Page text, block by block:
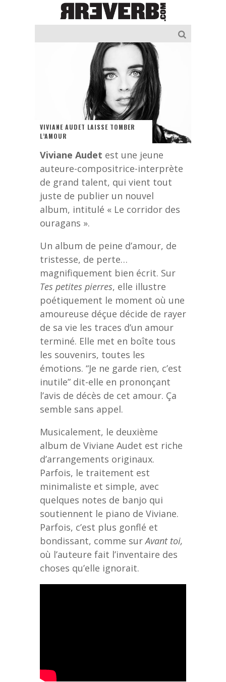
VIVIANE AUDET LAISSE TOMBER
L’AMOUR
Viviane Audet est une jeune
auteure-compositrice-interprète
de grand talent, qui vient tout
juste de publier un nouvel
album, intitulé « Le corridor des
ouragans ».
Un album de peine d’amour, de
tristesse, de perte…
magnifiquement bien écrit. Sur
Tes petites pierres, elle illustre
poétiquement le moment où une
amoureuse déçue décide de rayer
de sa vie les traces d’un amour
terminé. Elle met en boîte tous
les souvenirs, toutes les
émotions. “Je ne garde rien, c’est
inutile” dit-elle en prononçant
l’avis de décès de cet amour. Ça
semble sans appel.
Musicalement, le deuxième
album de Viviane Audet est riche
d’arrangements originaux.
Parfois, le traitement est
minimaliste et simple, avec
quelques notes de banjo qui
soutiennent le piano de Viviane.
Parfois, c’est plus gonflé et
bondissant, comme surAvant toi,
où l’auteure fait l’inventaire des
choses qu’elle ignorait.